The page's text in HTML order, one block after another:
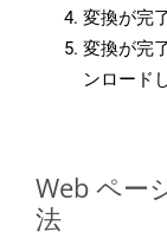
変換が完
変換が完
ンロード
Web ペー
法